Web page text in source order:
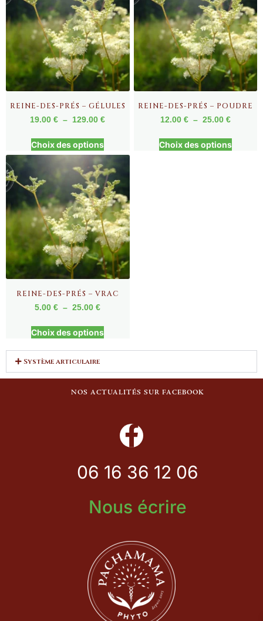
REINE-DES-PRÉS – GÉLULES
19.00€ – 129.00€
Choix des options
REINE-DES-PRÉS – POUDRE
12.00 € – 25.00 €
Choix des options
REINE-DES-PRÉS – VRAC
5.00€ – 25.00€
Choix des options
Système articulaire
NOS ACTUALITÉS SUR FACEBOOK
06 16 36 12 06
Nous écrire